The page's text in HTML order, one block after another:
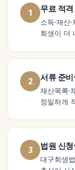
1 무료 적
소득·재산
회생이 더
2 서류 준
재산목록·
정밀하게
3 법원 신
대구회생